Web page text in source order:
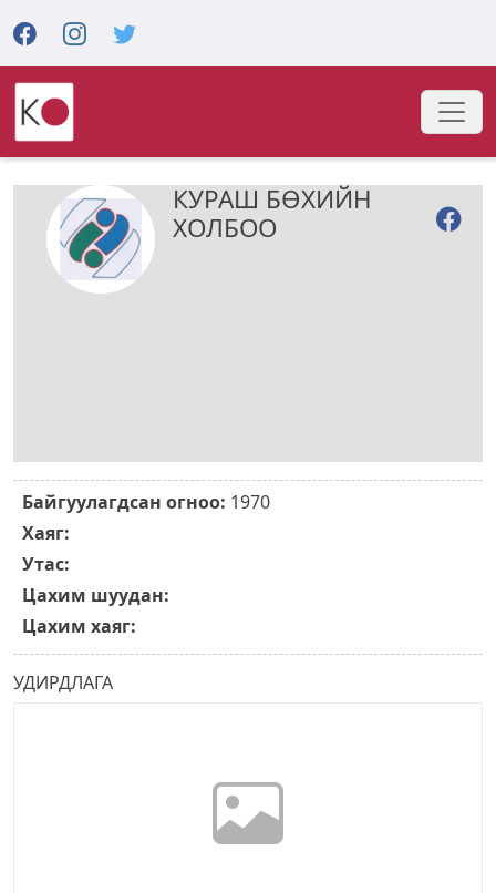
КУРАШ БӨХИЙН
ХОЛБОО
Байгуулагдсан огноо: 1970
Хаяг:
Утас:
Цахим шуудан:
Цахим хаяг:
УДИРДЛАГА